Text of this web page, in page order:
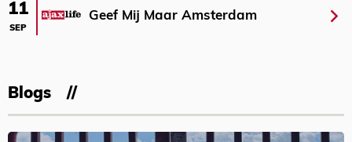
11
SEP
Geef Mij Maar Amsterdam
Blogs